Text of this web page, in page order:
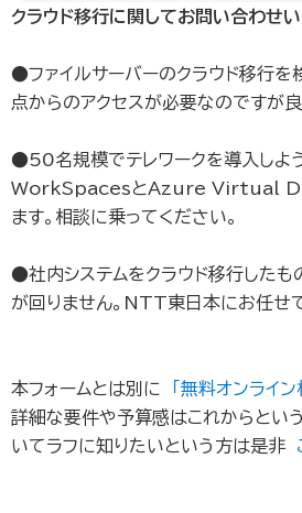
クラウド移行に関してお問い合わせ
●ファイルサーバーのクラウド移行
点からのアクセスが必要なのですが
●50名規模でテレワークを導入しよ
WorkSpacesとAzure Virtual
ます。相談に乗ってください。
●社内システムをクラウド移行した
が回りません。NTT東日本にお任せ
本フォームとは別に 「無料オンライ
詳細な要件や予算感はこれからとい
いてラフに知りたいという方は是非